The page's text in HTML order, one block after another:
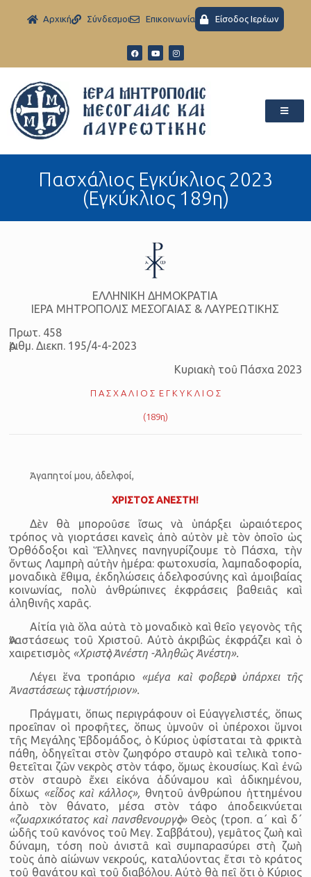
Aρχική Σύνδεσμοι Eπικοινωνία Είσοδος Ιερέων
Πασχάλιος Εγκύκλιος 2023
(Εγκύκλιος 189η)
ΕΛΛΗΝΙΚΗ ΔΗΜΟΚΡΑΤΙΑ
ΙΕΡΑ ΜΗΤΡΟΠΟΛΙΣ ΜΕΣΟΓΑΙΑΣ & ΛΑΥΡΕΩΤΙΚΗΣ
Πρωτ. 458
Ἀ­ριθμ. Δι­εκπ. 195/4-4-2023
Κυ­ρι­ακὴ τοῦ Πά­σχα 2023
Π Α Σ Χ Α Λ Ι Ο Σ Ε Γ Κ Υ Κ Λ Ι Ο Σ
(189η)
Ἀγαπητοί μου, ἀδελφοί,
ΧΡΙΣΤΟΣ ΑΝΕΣΤΗ!
Δὲν θὰ μποροῦσε ἴσως νὰ ὑπάρξει ὡραιότερος
τρόπος νὰ γιορτάσει κανεὶς ἀπὸ αὐτὸν μὲ τὸν ὁποῖο ὡς
Ὀρθόδοξοι καὶ Ἕλληνες πανηγυρίζουμε τὸ Πάσχα, τὴν
ὄντως Λαμπρὴ αὐτὴν ἡμέρα: φωτοχυσία, λαμπαδοφορία,
μοναδικὰ ἔθιμα, ἐκδη­λώ­σεις ἀδελφοσύνης καὶ ἀμοιβαίας
κοινωνίας, πολὺ ἀνθρώπινες ἐκφράσεις βαθειᾶς καὶ
ἀληθινῆς χαρᾶς.
Αἰτία γιὰ ὅλα αὐτὰ τὸ μοναδικὸ καὶ θεῖο γεγονὸς τῆς
Ἀναστάσεως τοῦ Χρι­στοῦ. Αὐτὸ ἀκριβῶς ἐκφράζει καὶ ὁ
χαιρετισμὸς «Χριστὸς Ἀνέστη -Ἀληθῶς Ἀνέστη».
Λέγει ἕνα τροπάριο «μέγα καὶ φοβερὸν ὑπάρχει τῆς
Ἀναστάσεως τὸ μυστή­ριον».
Πράγματι, ὅπως περιγράφουν οἱ Εὐαγγελιστές, ὅπως
προ­εῖπαν οἱ προφῆτες, ὅπως ὑμνοῦν οἱ ὑπέροχοι ὕμνοι
τῆς Μεγάλης Ἑβδομάδος, ὁ Κύριος ὑφίσταται τὰ φρικτὰ
πάθη, ὁδηγεῖται στὸν ζωηφόρο σταυρὸ καὶ τελικὰ τοπο­
θετεῖται ζῶν νεκρὸς στὸν τάφο, ὅμως ἑκουσίως. Καὶ ἐνῶ
στὸν σταυρὸ ἔχει εἰκόνα ἀδύναμου καὶ ἀδικημένου,
δίχως «εἶδος καὶ κάλλος», θνητοῦ ἀνθρώπου ἡττημένου
ἀπὸ τὸν θάνα­το, μέσα στὸν τάφο ἀποδεικνύεται
«ζωαρχικότατος καὶ παν­σθενουργὸς»Θεὸς (τροπ. α΄ καὶ δ΄
ὠδῆς τοῦ κανόνος τοῦ Μεγ. Σαββάτου), γεμᾶτος ζωὴ καὶ
δύναμη, τόση ποὺ ἀνιστᾶ καὶ συμπαρασύρει στὴ ζωὴ
τοὺς ἀπὸ αἰώνων νεκρούς, καταλύοντας ἔτσι τὸ κράτος
τοῦ θανάτου καὶ τοῦ διαβόλου. Αὐτὸ θὰ πεῖ ὅτι ὁ Κύριος